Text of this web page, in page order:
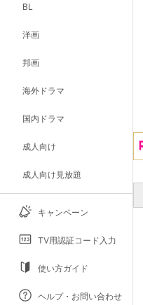
BL
洋画
邦画
海外ドラマ
国内ドラマ
成人向け
成人向け見放題
キャンペーン
TV用認証コード入力
使い方ガイド
ヘルプ・お問い合わせ